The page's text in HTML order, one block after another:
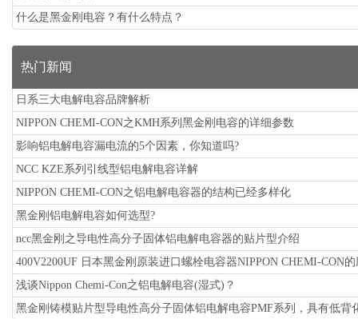
什么是黑金刚电容？有什么特点？
热门新闻
日系三大电解电容品牌解析
NIPPON CHEMI-CON之KMH系列黑金刚电容的详细参数
影响铝电解电容漏电流的5个因素，你知道吗?
NCC KZE系列引线型铝电解电容详解
NIPPON CHEMI-CON之铝电解电容器的结构已经多样化
黑金刚铝电解电容如何选型?
ncc黑金刚之导电性高分子固体铝电解电容器的贴片型介绍
400V2200UF 日本黑金刚原装进口螺栓电容器NIPPON CHEMI-CON
浅谈Nippon Chemi-Con之铝电解电容(湿式)？
黑金刚铸模贴片型导电性高分子固体铝电解电容PMF系列，具有低背